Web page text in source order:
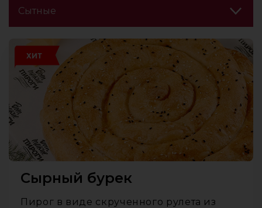
ХИТ
Сырный бурек
Пирог в виде скрученного рулета из